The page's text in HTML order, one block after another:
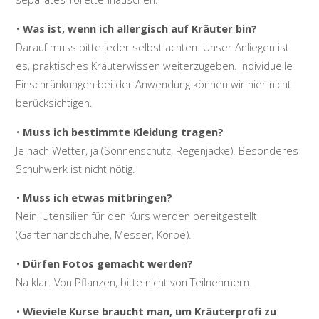
•Was ist, wenn ich allergisch auf Kräuter bin?
Darauf muss bitte jeder selbst achten. Unser Anliegen ist
es, praktisches Kräuterwissen weiterzugeben. Individuelle
Einschränkungen bei der Anwendung können wir hier nicht
berücksichtigen.
• Muss ich bestimmte Kleidung tragen?
Je nach Wetter, ja (Sonnenschutz, Regenjacke). Besonderes
Schuhwerk ist nicht nötig.
• Muss ich etwas mitbringen?
Nein, Utensilien für den Kurs werden bereitgestellt
(Gartenhandschuhe, Messer, Körbe).
• Dürfen Fotos gemacht werden?
Na klar. Von Pflanzen, bitte nicht von Teilnehmern.
•Wieviele Kurse braucht man, um Kräuterprofi zu